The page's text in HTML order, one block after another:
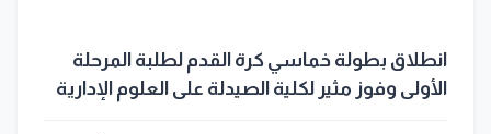
انطلاق بطولة خماسي كرة القدم لطلبة المرحلة
الأولى وفوز مثير لكلية الصيدلة على العلوم الإدارية